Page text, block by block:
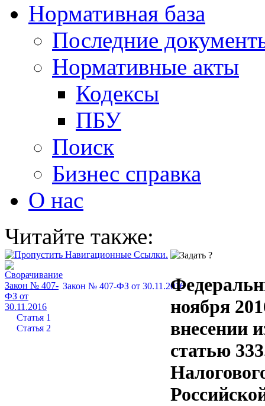
Нормативная база
Последние
Нормативные акты
Кодексы
ПБУ
Поиск
Бизнес справка
О нас
Читайте также:
Закон № 407-ФЗ от 30.11.2016
Статья 1
Статья 2
ноября
внесении
статью